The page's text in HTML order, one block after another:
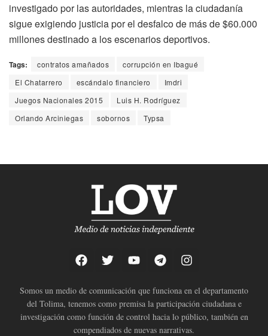
investigado por las autoridades, mientras la ciudadanía
sigue exigiendo justicia por el desfalco de más de $60.000
millones destinado a los escenarios deportivos.
Tags: contratos amañados
corrupción en Ibagué
El Chatarrero
escándalo financiero
Imdri
Juegos Nacionales 2015
Luis H. Rodríguez
Orlando Arciniegas
sobornos Typsa
Somos un medio de comunicación que funciona en el departamento
del Tolima, tenemos como premisa la participación ciudadana e
investigación como función de control hacia lo público, también en
compendiados de nuevas narrativas.